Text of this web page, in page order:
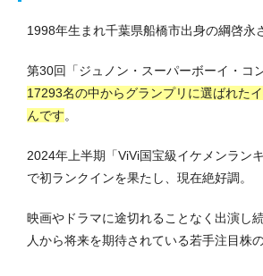
1998年生まれ千葉県船橋市出身の綱啓永
第30回「ジュノン・スーパーボーイ・コ
17293名の中からグランプリに選ばれた
んです。
2024年上半期「ViVi国宝級イケメンラン
で初ランクインを果たし、現在絶好調。
映画やドラマに途切れることなく出演し
人から将来を期待されている若手注目株